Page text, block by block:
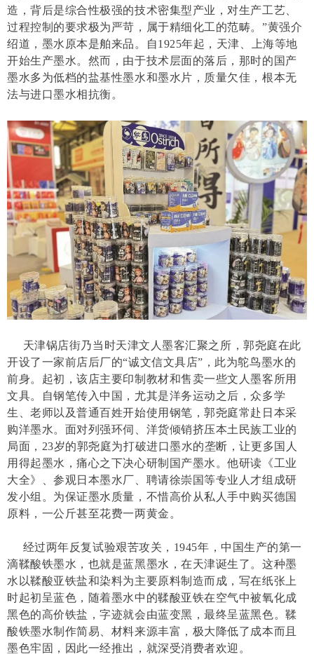
造，背后是综合性极强的技术密集型产业，对生产工艺、
过程控制的要求极为严苛，属于精细化工的范畴。”黄强介
绍道，墨水原本是舶来品。自1925年起，天津、上海等地
开始生产墨水。然而，由于技术层面的落后，那时的国产
墨水多为低档的盐基性墨水和墨水片，质量欠佳，根本无
法与进口墨水相抗衡。
天津锅店街乃当时天津文人墨客汇聚之所，郭尧庭在此
开设了一家前店后厂的“诚文信文具店”，此为鸵鸟墨水的
前身。起初，该店主要印制教材和售卖一些文人墨客所用
文具。自钢笔传入中国，尤其是洋务运动之后，众多学
生、老师以及普通百姓开始使用钢笔，郭尧庭常赴日本采
购洋墨水。面对列强环伺、洋货倾销挤压本土民族工业的
局面，23岁的郭尧庭为打破进口墨水的垄断，让更多国人
用得起墨水，痛心之下决心研制国产墨水。他研读《工业
大全》、参观日本墨水厂、聘请徐崇国等专业人才组成研
发小组。为保证墨水质量，不惜高价从私人手中购买德国
原料，一公斤甚至花费一两黄金。
经过两年反复试验艰苦攻关，1945年，中国生产的第一
滴鞣酸铁墨水，也就是蓝黑墨水，在天津诞生了。这种墨
水以鞣酸亚铁盐和染料为主要原料制造而成，写在纸张上
时起初呈蓝色，随着墨水中的鞣酸亚铁在空气中被氧化成
黑色的高价铁盐，字迹就会由蓝变黑，最终呈蓝黑色。鞣
酸铁墨水制作简易、材料来源丰富，极大降低了成本而且
墨色牢固，因此一经推出，就深受消费者欢迎。